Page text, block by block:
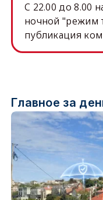
C 22.00 до 8.00
ночной "режим
публикация
Главное за